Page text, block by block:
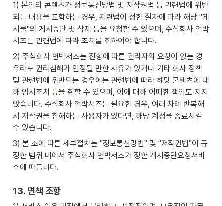
1) 본인의 콘텐츠가 정보통신망법 및 저작권법 등 관련법에 위반
되는 내용을 포함하는 경우, 관련법이 정한 절차에 따라 해당 "게
시물"의 게시중단 및 삭제 등을 요청할 수 있으며, 주식회사 언박
서즈는 관련법에 따라 조치를 취하여야 합니다.
2) 주식회사 언박서즈는 전항에 따른 권리자의 요청이 없는 경
우라도 권리침해가 인정될 만한 사유가 있거나 기타 회사 정책
및 관련법에 위반되는 경우에는 관련법에 따라 해당 콘텐츠에 대
해 임시조치 등을 취할 수 있으며, 이에 대해 어떠한 책임도 지지
않습니다. 주식회사 언박서즈는 필요한 경우, 여러 차례 반복해
서 저작권을 침해하는 사용자가 있다면, 해당 계정을 종료시킬
수 있습니다.
3) 본 조에 따른 세부절차는 "정보통신망법" 및 "저작권법"이 규
정한 범위 내에서 주식회사 언박서즈가 정한 게시중단요청서비
스에 따릅니다.
13. 면책 조항